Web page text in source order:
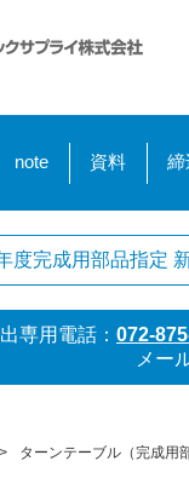
note 資料 締
度完成用部品指定
専用電話： 072-
メー
ターンテーブル（完成用